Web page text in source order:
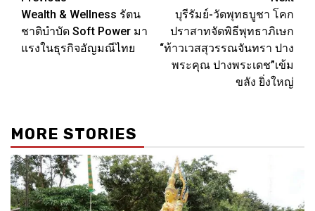
navigation
Wealth & Wellness รัตน
ชาติบำบัด Soft Power มา
แรงในธุรกิจอัญมณีไทย
บุรีรัมย์-วัดพุทธบูชา โคก
ปราสาทจัดพิธีพุทธาภิเษก
“ท้าวเวสสุวรรณจันทรา ปาง
พระคุณ ปางพระเดช”เข้ม
ขลัง ยิ่งใหญ่
MORE STORIES